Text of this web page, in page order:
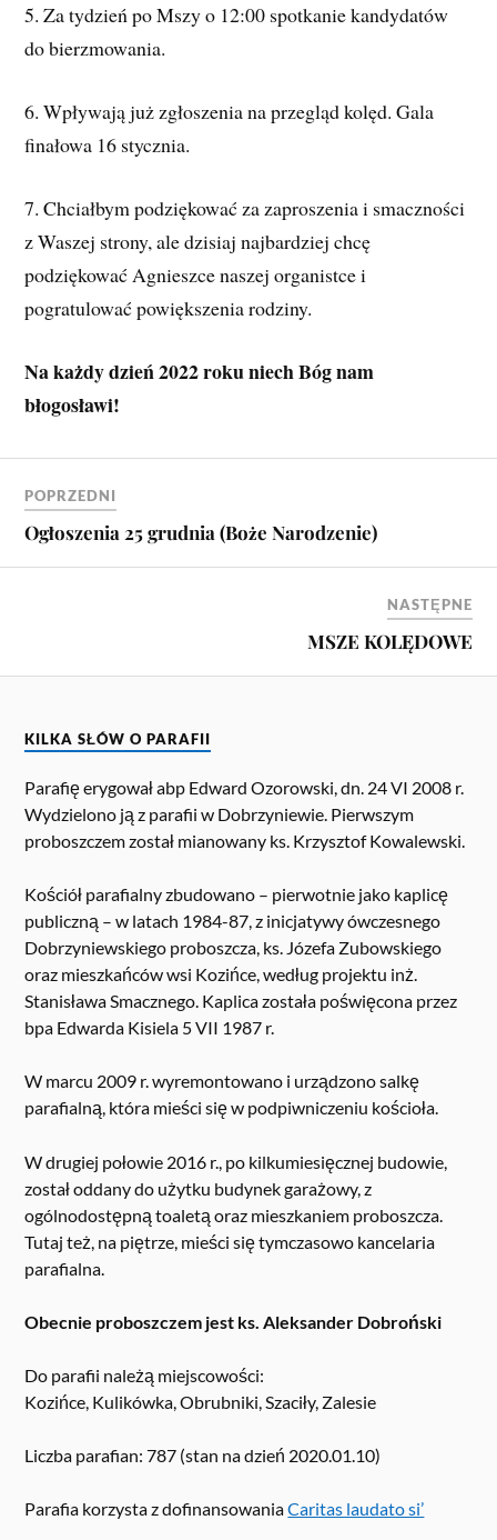
5. Za tydzień po Mszy o 12:00 spotkanie kandydatów
do bierzmowania.
6. Wpływają już zgłoszenia na przegląd kolęd. Gala
finałowa 16 stycznia.
7. Chciałbym podziękować za zaproszenia i smaczności
z Waszej strony, ale dzisiaj najbardziej chcę
podziękować Agnieszce naszej organistce i
pogratulować powiększenia rodziny.
Na każdy dzień 2022 roku niech Bóg nam
błogosławi!
POPRZEDNI
Ogłoszenia 25 grudnia (Boże Narodzenie)
NASTĘPNE
MSZE KOLĘDOWE
KILKA SŁÓW O PARAFII
Parafię erygował abp Edward Ozorowski, dn. 24 VI 2008 r.
Wydzielono ją z parafii w Dobrzyniewie. Pierwszym
proboszczem został mianowany ks. Krzysztof Kowalewski.
Kościół parafialny zbudowano – pierwotnie jako kaplicę
publiczną – w latach 1984-87, z inicjatywy ówczesnego
Dobrzyniewskiego proboszcza, ks. Józefa Zubowskiego
oraz mieszkańców wsi Kozińce, według projektu inż.
Stanisława Smacznego. Kaplica została poświęcona przez
bpa Edwarda Kisiela 5 VII 1987 r.
W marcu 2009 r. wyremontowano i urządzono salkę
parafialną, która mieści się w podpiwniczeniu kościoła.
W drugiej połowie 2016 r., po kilkumiesięcznej budowie,
został oddany do użytku budynek garażowy, z
ogólnodostępną toaletą oraz mieszkaniem proboszcza.
Tutaj też, na piętrze, mieści się tymczasowo kancelaria
parafialna.
Obecnie proboszczem jest ks. Aleksander Dobroński
Do parafii należą miejscowości:
Kozińce, Kulikówka, Obrubniki, Szaciły, Zalesie
Liczba parafian: 787 (stan na dzień 2020.01.10)
Parafia korzysta z dofinansowaniaCaritas laudato si’